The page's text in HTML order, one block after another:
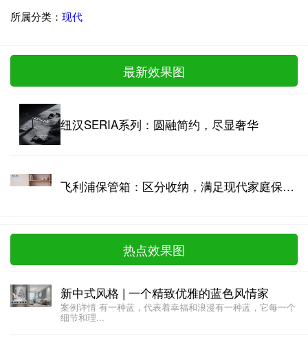
所属分类： 现代
最新效果图
纽汉SERIA系列：圆融简约，尽显奢华
飞利浦保管箱：区分收纳，满足现代家庭保管需求
热点效果图
新中式风格 | 一个精致优雅的蓝色风情家
案例详情 有一种蓝，代表着幸福和浪漫有一种蓝，它每一个
细节和理...